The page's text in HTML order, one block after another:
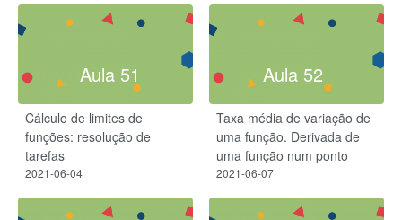
Aula 51
Cálculo de limites de
funções: resolução de
tarefas
2021-06-04
Aula 52
Taxa média de variação de
uma função. Derivada de
uma função num ponto
2021-06-07